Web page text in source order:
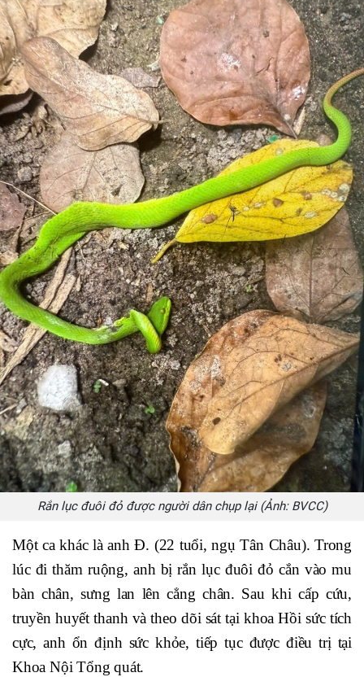
Rắn lục đuôi đỏ được người dân chụp lại (Ảnh: BVCC)
Một ca khác là anh Đ. (22 tuổi, ngụ Tân Châu). Trong
lúc đi thăm ruộng, anh bị rắn lục đuôi đỏ cắn vào mu
bàn chân, sưng lan lên cẳng chân. Sau khi cấp cứu,
truyền huyết thanh và theo dõi sát tại khoa Hồi sức tích
cực, anh ổn định sức khỏe, tiếp tục được điều trị tại
Khoa Nội Tổng quát.